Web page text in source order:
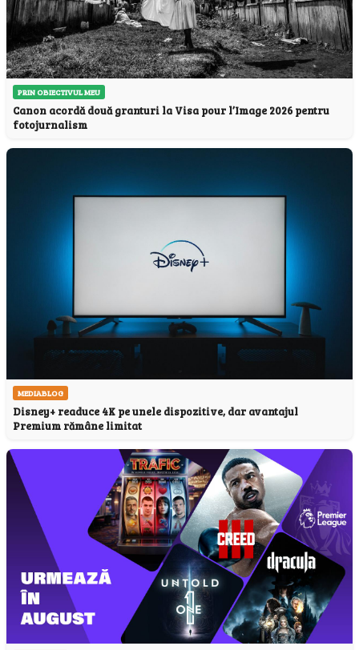
PRIN OBIECTIVUL MEU
Canon acordă două granturi la Visa pour l’Image 2026 pentru
fotojurnalism
MEDIABLOG
Disney+ readuce 4K pe unele dispozitive, dar avantajul
Premium rămâne limitat